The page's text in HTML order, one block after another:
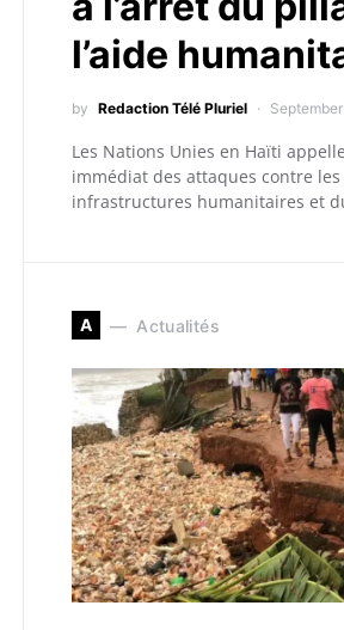
l’aide
by Redaction Télé Pluriel
Les Nations Unies en Haïti
immédiat des attaques contre les
infrastructures humanitaires et
A Actualités